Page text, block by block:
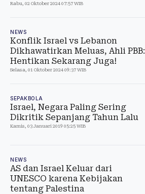
Rabu, 02 Oktober 2024 07:57 WIB
NEWS
Konflik Israel vs Lebanon
Dikhawatirkan Meluas, Ahli PBB:
Hentikan Sekarang Juga!
Selasa, 01 Oktober 2024 09:37 WIB
SEPAKBOLA
Israel, Negara Paling Sering
Dikritik Sepanjang Tahun Lalu
Kamis, 03 Januari 2019 05:25 WIB
NEWS
AS dan Israel Keluar dari
UNESCO karena Kebijakan
tentang Palestina